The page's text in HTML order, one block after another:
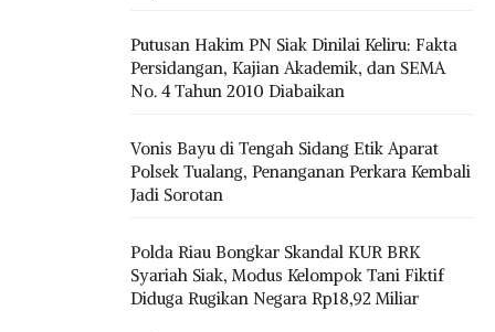
Putusan Hakim PN Siak Dinilai Keliru: Fakta
Persidangan, Kajian Akademik, dan SEMA
No. 4 Tahun 2010 Diabaikan
Vonis Bayu di Tengah Sidang Etik Aparat
Polsek Tualang, Penanganan Perkara Kembali
Jadi Sorotan
Polda Riau Bongkar Skandal KUR BRK
Syariah Siak, Modus Kelompok Tani Fiktif
Diduga Rugikan Negara Rp18,92 Miliar